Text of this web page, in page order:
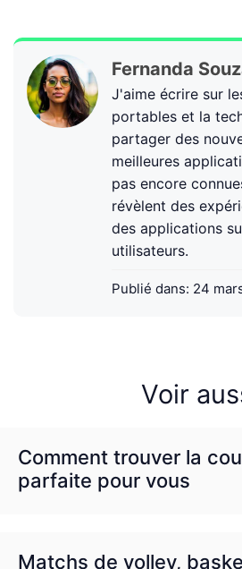
Fernanda
J'aime écrire sur
portables et la
partager des
meilleures
pas encore
révèlent des
des applications
utilisateurs.
Publié dans: 24
Voir
Comment trouver la
parfaite pour vous
Matchs de volley,